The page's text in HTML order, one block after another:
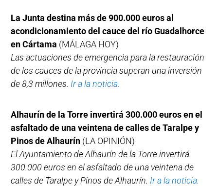
La Junta destina más de 900.000 euros al
acondicionamiento del cauce del río Guadalhorce
en Cártama (MÁLAGA HOY)
Las actuaciones de emergencia para la restauración
de los cauces de la provincia superan una inversión
de 8,3 millones. Ir a la noticia.
Alhaurín de la Torre invertirá 300.000 euros en el
asfaltado de una veintena de calles de Taralpe y
Pinos de Alhaurín (LA OPINIÓN)
El Ayuntamiento de Alhaurín de la Torre invertirá
300.000 euros en el asfaltado de una veintena de
calles de Taralpe y Pinos de Alhaurín. Ir a la noticia.